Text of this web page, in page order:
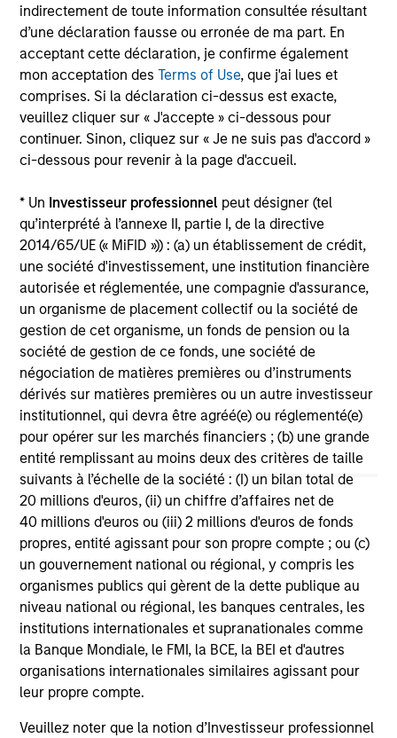
indirectement de toute information consultée résultant
d’une déclaration fausse ou erronée de ma part. En
acceptant cette déclaration, je confirme également
mon acceptation desTerms of Use, que j'ai lues et
comprises. Si la déclaration ci-dessus est exacte,
veuillez cliquer sur « J'accepte » ci-dessous pour
continuer. Sinon, cliquez sur « Je ne suis pas d'accord »
ci-dessous pour revenir à la page d'accueil.
* Un Investisseur professionnel peut désigner (tel
qu’interprété à l’annexe II, partie I, de la directive
2014/65/UE (« MiFID »)) : (a) un établissement de crédit,
une société d'investissement, une institution financière
autorisée et réglementée, une compagnie d'assurance,
un organisme de placement collectif ou la société de
gestion de cet organisme, un fonds de pension ou la
société de gestion de ce fonds, une société de
négociation de matières premières ou d’instruments
dérivés sur matières premières ou un autre investisseur
institutionnel, qui devra être agréé(e) ou réglementé(e)
pour opérer sur les marchés financiers ; (b) une grande
entité remplissant au moins deux des critères de taille
suivants à l’échelle de la société : (I) un bilan total de
20 millions d'euros, (ii) un chiffre d’affaires net de
40 millions d'euros ou (iii) 2 millions d'euros de fonds
propres, entité agissant pour son propre compte ; ou (c)
un gouvernement national ou régional, y compris les
organismes publics qui gèrent de la dette publique au
niveau national ou régional, les banques centrales, les
institutions internationales et supranationales comme
la Banque Mondiale, le FMI, la BCE, la BEI et d'autres
organisations internationales similaires agissant pour
leur propre compte.
Veuillez noter que la notion d’Investisseur professionnel
View All
Team Insights
ARTICLE
Broad Markets Fixed Income Multi-
Sector Playbook: A World of
Increasing Dispersion
What should fixed income investors be
watching for the rest of 2026? The Broad
Markets Fixed Income team explores the key
30-JUL-2026